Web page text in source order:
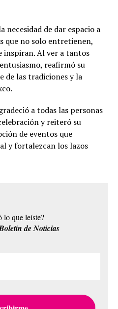
de dar espacio a
que no solo entretienen,
inspiran. Al ver a tantos
reafirmó su
de las tradiciones y la
a todas las personas
y reiteró su
de eventos que
y fortalezcan los lazos
lo que leíste?
de Noticias